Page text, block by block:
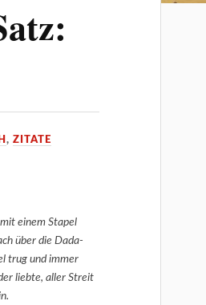
,ZITATE
einem Stapel
über die Dada-
trug und immer
liebte, aller Streit